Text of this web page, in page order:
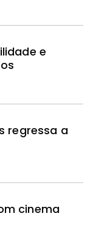
e
regressa a
cinema